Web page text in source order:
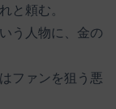
と頼む。
う人物に、金の
ファンを狙う悪